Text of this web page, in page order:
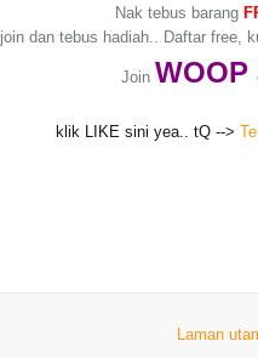
Nak tebus barang
dan tebus hadiah.. Daftar free,
Join WOOP
klik LIKE sini yea.. tQ -->
Laman